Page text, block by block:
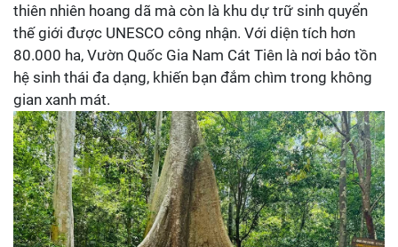
thiên nhiên hoang dã mà còn là khu dự trữ sinh quyển
thế giới được UNESCO công nhận. Với diện tích hơn
80.000 ha, Vườn Quốc Gia Nam Cát Tiên là nơi bảo tồn
hệ sinh thái đa dạng, khiến bạn đắm chìm trong không
gian xanh mát.